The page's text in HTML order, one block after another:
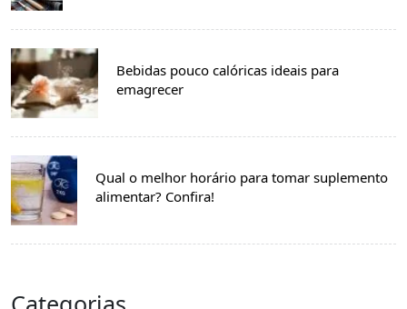
Bebidas pouco calóricas ideais para
emagrecer
Qual o melhor horário para tomar suplemento
alimentar? Confira!